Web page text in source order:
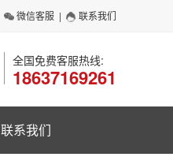
微信客服 | 联系我们
全国免费客服热线:
18637169261
联系我们